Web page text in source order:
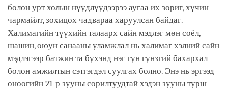
болон урт холын нүүдлүүдээрээ аугаа их зориг, хүчин
чармайлт, зохицох чадвараа харуулсан байдаг.
Халимагийн түүхийн талаарх сайн мэдлэг мөн соёл,
шашин, оюун санааны уламжлал нь халимаг хэлний сайн
мэдлэгээр батжин та бүхэнд нэг гүн гүнзгий бахархал
болон амжилтын сэтгэгдэл суулгах болно. Энэ нь эргээд
өнөөгийн 21-р зууны сорилтуудтай хэдэн зууны турш